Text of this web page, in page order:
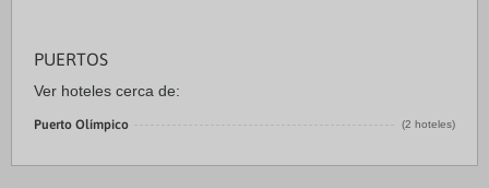
PUERTOS
Ver hoteles cerca de:
Puerto Olímpico (2 hoteles)